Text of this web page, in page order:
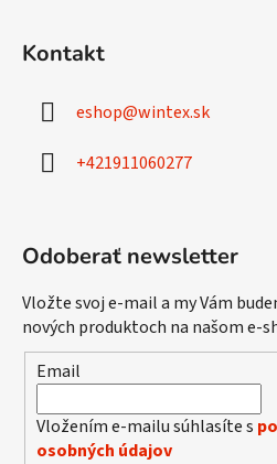
Kontakt
eshop@wintex.sk
+421911060277
Odoberať newsletter
Vložte svoj e-mail a my Vám
nových produktoch na našom e-
Email
Vložením e-mailu súhlasíte s
osobných údajov